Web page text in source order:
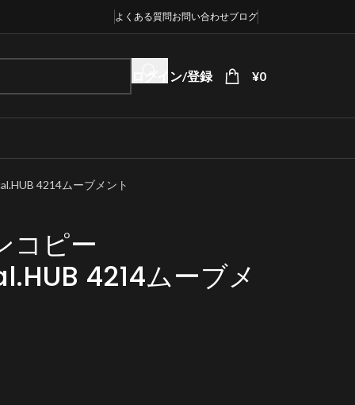
よくある質問お問い合わせブログ
ログイン/登録 ¥0
4214ムーブメント
コピー
4214ムーブメ